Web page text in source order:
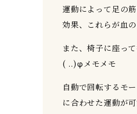
運動によって足の
効果、これらが血
また、椅子に座っ
( ..)φメモメモ
自動で回転するモ
に合わせた運動が可